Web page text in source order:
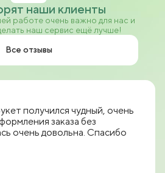
наши клиенты
работе очень важно для нас и
наш сервис ещё лучше!
Все отзывы
получился чудный, очень
заказа без
очень довольна. Спасибо